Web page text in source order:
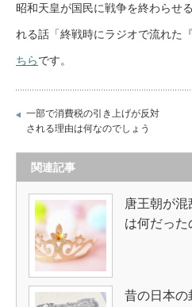
昭和天皇が国民に戦争を終わらせ
れる話「終戦時にラジオで流れた
ちらです。
一部で消費税の引き上げが反対
される理由は何なのでしょう
関連記事
唐王朝が
は何だった
昔の日本の